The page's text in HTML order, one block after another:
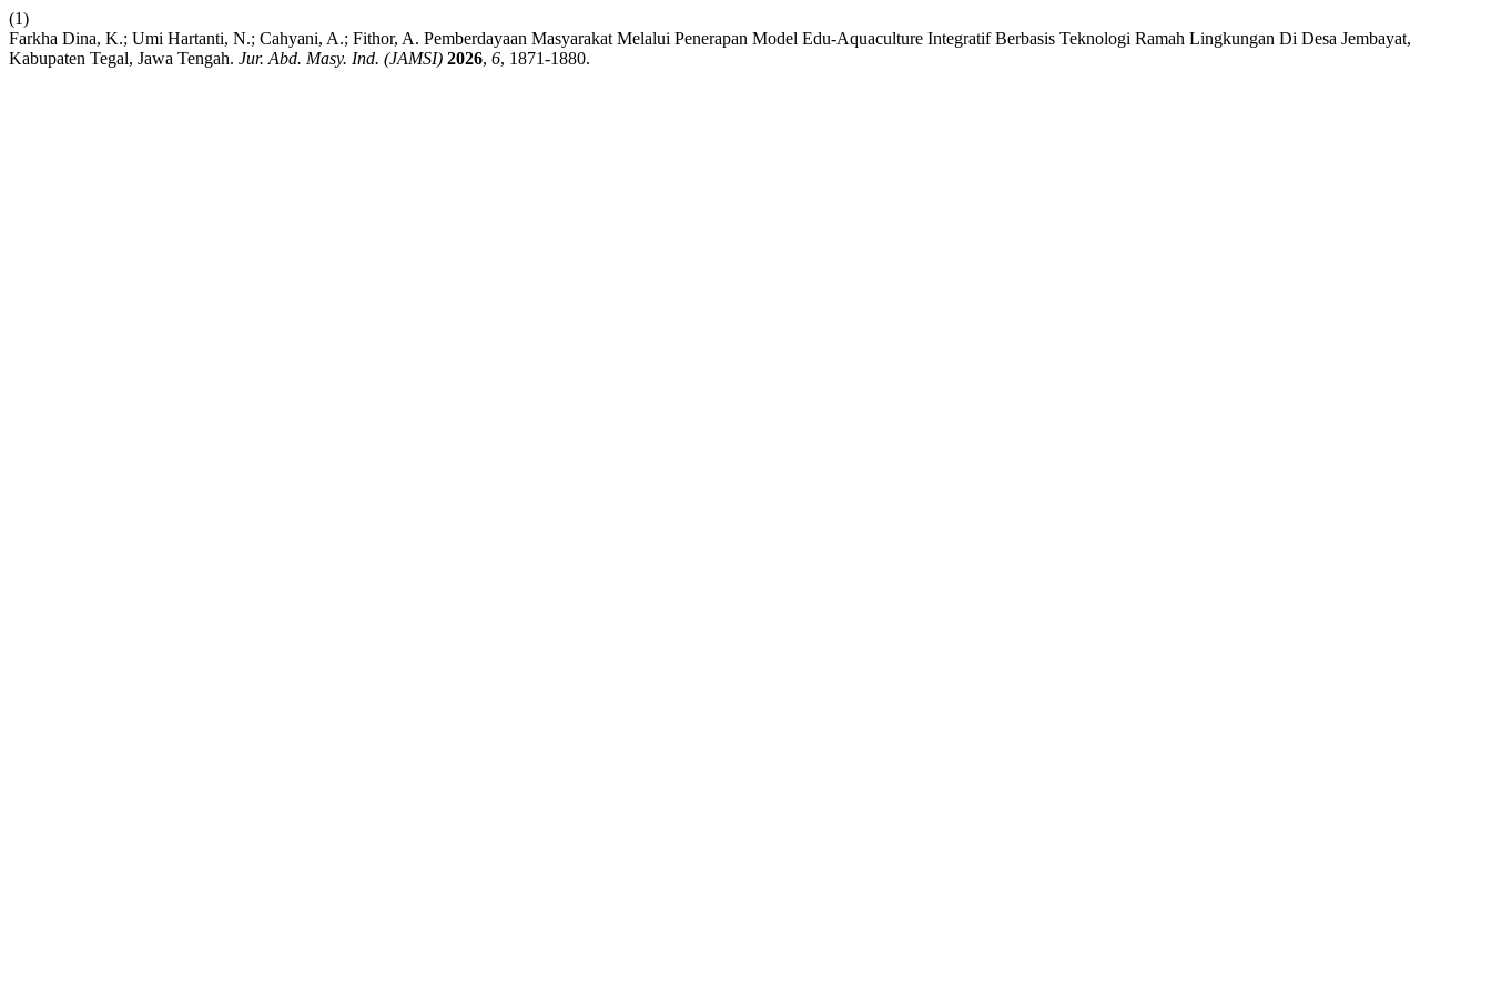
(1)
Farkha Dina, K.; Umi Hartanti, N.; Cahyani, A.; Fithor, A. Pemberdayaan Masyarakat Melalui Penerapan Model Edu-Aquaculture Integratif Berbasis Teknologi Ramah Lingkungan Di Desa Jembayat,
Kabupaten Tegal, Jawa Tengah. Jur. Abd. Masy. Ind. (JAMSI) 2026, 6, 1871-1880.